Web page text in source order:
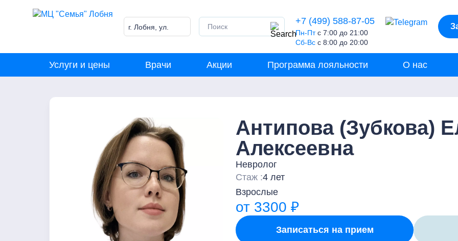
г. Лобня, ул.
Победы, 18
+7 (499) 588-87-05
Пн-Птс 7:00 до 21:00
Сб-Вс с 8:00 до 20:00
Услуги и цены Врачи Акции Программа лояльности О нас
Антипова (Зубкова)
Алексеевна
Невролог
Стаж :4 лет
Взрослые
от 3300 ₽
Записаться на прием